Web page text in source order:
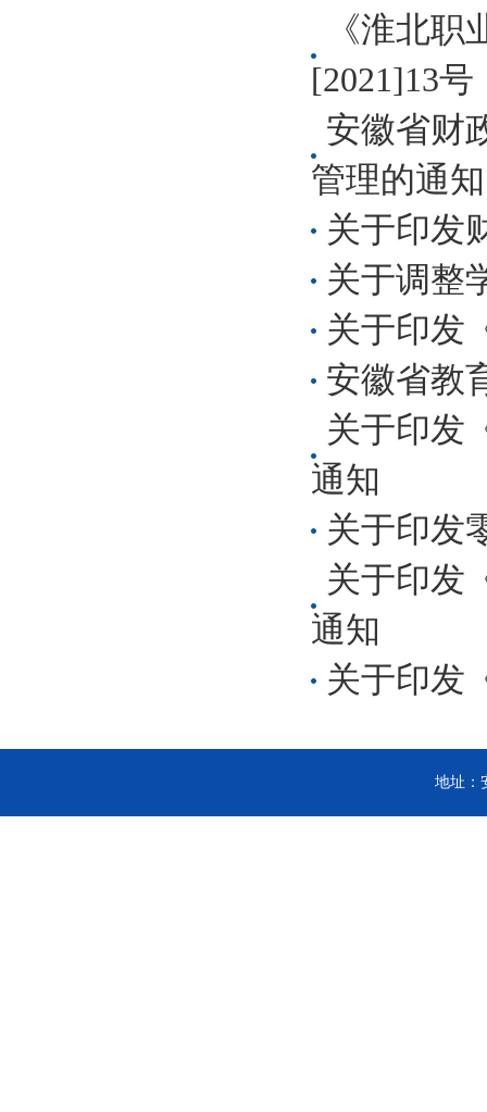
《淮北
[2021]13号
安徽省财
管理的通知
关于印发
关于调整
关于印发
安徽省教
关于印发
通知
关于印发
关于印发
通知
关于印发
地址：